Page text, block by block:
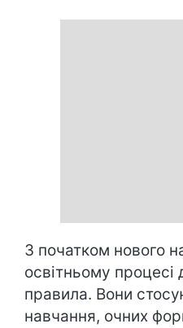
З початком нового
освітньому процесі
правила. Вони
навчання, очних